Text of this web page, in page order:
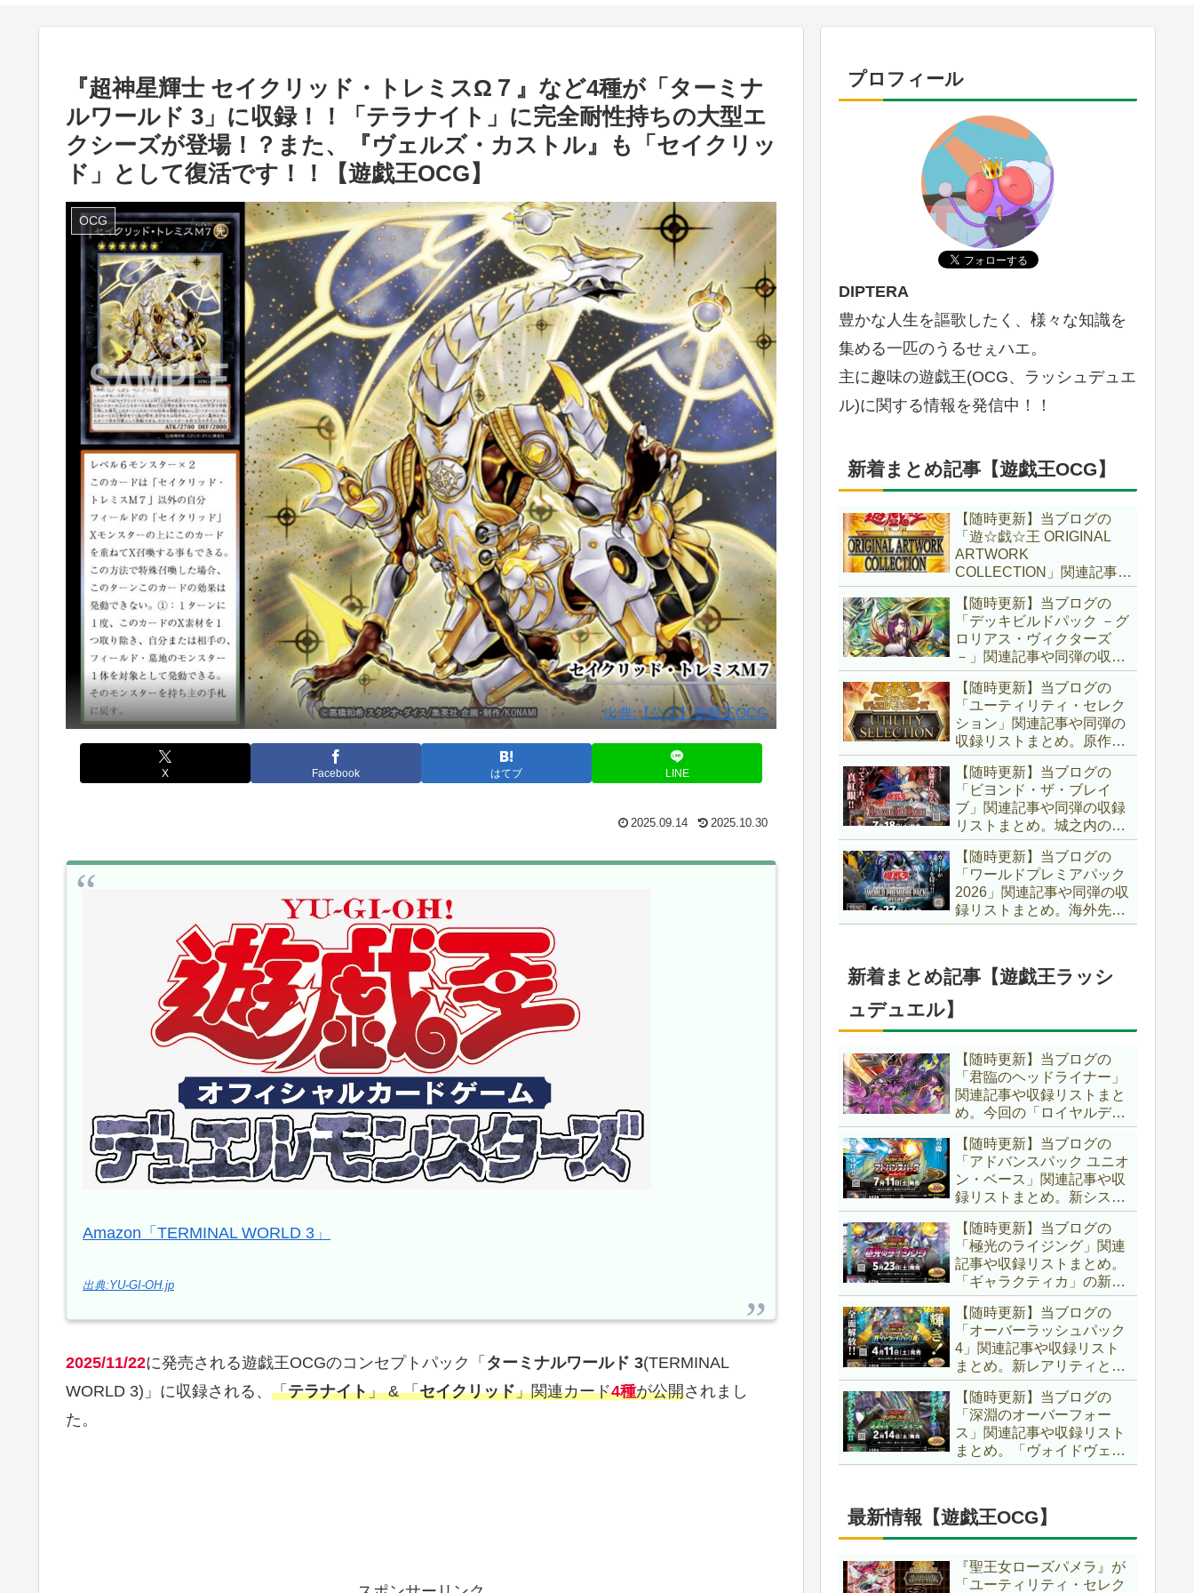
『超神星輝士 セイクリッド・トレミスΩ７』など4種が「ターミナ
ルワールド 3」に収録！！「テラナイト」に完全耐性持ちの大型エ
クシーズが登場！？また、『ヴェルズ・カストル』も「セイクリッ
ド」として復活です！！【遊戯王OCG】
OCG
出典:【公式】遊戯王OCG
X Facebook はてブ LINE
2025.09.14 2025.10.30
Amazon「TERMINAL WORLD 3」
出典:YU-GI-OH.jp
2025/11/22に発売される遊戯王OCGのコンセプトパック「 ターミナルワールド 3(TERMINAL
WORLD 3)」に収録される、 「テラナイト」 & 「セイクリッド」関連カード4種が公開されまし
た。
プロフィール
DIPTERA
豊かな人生を謳歌したく、様々な知識を
集める一匹のうるせぇハエ。
主に趣味の遊戯王(OCG、ラッシュデュエ
ル)に関する情報を発信中！！
新着まとめ記事【遊戯王OCG】
【随時更新】当ブログの
「遊☆戯☆王 ORIGINAL
ARTWORK
COLLECTION」関連記事や
同弾の収録リストまとめ。
マンガスタイルとオーバー
フレームに焦点を当てた新
商品！！また、原作のモン
スターもリメイクされてい
ます！！【遊戯王OCG】
【随時更新】当ブログの
「デッキビルドパック －グ
ロリアス・ヴィクターズ
－」関連記事や同弾の収録
リストまとめ。効果を持た
ない古のモンスターを使役
する儀式テーマ「セネト」
に加え、「レイズ・ムー
ン」や「異解△」も登
場！！【遊戯王OCG】
【随時更新】当ブログの
「ユーティリティ・セレク
ション」関連記事や同弾の
収録リストまとめ。原作の
名シーンや懐かしの人気モ
ンスターをイメージした新
規カードが多数登場！！ま
た、「ドミナス」などの豪
華再録にも注目ですね～。
【遊戯王OCG】
【随時更新】当ブログの
「ビヨンド・ザ・ブレイ
ブ」関連記事や同弾の収録
リストまとめ。城之内のカ
ードたちが『時の黒魔術
師』関連となってリメイ
ク！！さらに、「Ｄ－ＨＥ
ＲＯ」の『幽獄の時計塔』
も待望のリメイクです！！
【随時更新】当ブログの
「ワールドプレミアパック
2026」関連記事や同弾の収
録リストまとめ。海外先行
カードが例年より早く来
ージした『リビングデッド
の呼び声』関連に注目が集
新着まとめ記事【遊戯王ラッシ
ュデュエル】
【随時更新】当ブログの
「君臨のヘッドライナー」
関連記事や収録リストまと
め。今回の「ロイヤルデモ
ンズ」は相手モンスターを
リリース！！また、新テー
マとして「救惺」、「ヘル
シィ」、「ゴエゴエ」も登
場です！！【遊戯王ラッシ
ュデュエル】
【随時更新】当ブログの
「アドバンスパック ユニオ
ン・ベース」関連記事や収
録リストまとめ。新システ
ム「ユニオンフュージョ
ン」の登場により、ようや
く原作さながらの「ＸＹ
Ｚ」が使用可能となりまし
た！！【遊戯王ラッシュデ
ュエル】
【随時更新】当ブログの
「極光のライジング」関連
記事や収録リストまとめ。
「ギャラクティカ」の新た
なフュージョンモンスター
やイラスト違い、「報道」
の強化に加え、幻竜族の新
テーマ「纏竜」も登場で
す！！【遊戯王ラッシュデ
ュエル】
【随時更新】当ブログの
「オーバーラッシュパック
4」関連記事や収録リスト
まとめ。新レアリティとし
てフルオーバーラッシュレ
ア仕様が初登場！！そし
て、OCGの大人気テーマ
「霊使い」も同時に実装さ
れています！！【遊戯王ラ
【随時更新】当ブログの
「深淵のオーバーフォー
ス」関連記事や収録リスト
まとめ。「ヴォイドヴェル
グ」や「夢中」、「ラ
「コスモス姫」などの人気
テーマ強化に加え、「冥
跡」もテーマ化です！！
【遊戯王ラッシュデュエ
ル】
最新情報【遊戯王OCG】
『聖王女ローズパメラ』が
「ユーティリティ・セレク